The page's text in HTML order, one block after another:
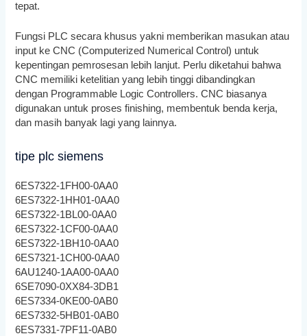
tepat.
Fungsi PLC secara khusus yakni memberikan masukan atau
input ke CNC (Computerized Numerical Control) untuk
kepentingan pemrosesan lebih lanjut. Perlu diketahui bahwa
CNC memiliki ketelitian yang lebih tinggi dibandingkan
dengan Programmable Logic Controllers. CNC biasanya
digunakan untuk proses finishing, membentuk benda kerja,
dan masih banyak lagi yang lainnya.
tipe plc siemens
6ES7322-1FH00-0AA0
6ES7322-1HH01-0AA0
6ES7322-1BL00-0AA0
6ES7322-1CF00-0AA0
6ES7322-1BH10-0AA0
6ES7321-1CH00-0AA0
6AU1240-1AA00-0AA0
6SE7090-0XX84-3DB1
6ES7334-0KE00-0AB0
6ES7332-5HB01-0AB0
6ES7331-7PF11-0AB0